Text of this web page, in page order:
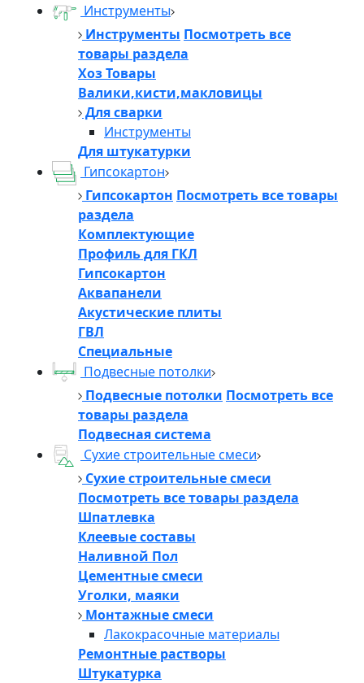
Инструменты
Инструменты Посмотреть все
товары раздела
Хоз Товары
Валики,кисти,макловицы
Для сварки
Инструменты
Для штукатурки
Гипсокартон
Гипсокартон Посмотреть все товары
раздела
Комплектующие
Профиль для ГКЛ
Гипсокартон
Аквапанели
Акустические плиты
ГВЛ
Специальные
Подвесные потолки
Подвесные потолки Посмотреть все
товары раздела
Подвесная система
Сухие строительные смеси
Сухие строительные смеси
Посмотреть все товары раздела
Шпатлевка
Клеевые составы
Наливной Пол
Цементные смеси
Уголки, маяки
Монтажные смеси
Лакокрасочные материалы
Ремонтные растворы
Штукатурка